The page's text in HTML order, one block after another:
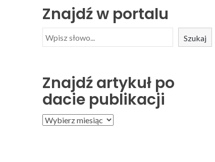
Znajdź w portalu
Szukaj
Znajdź artykuł po
dacie publikacji